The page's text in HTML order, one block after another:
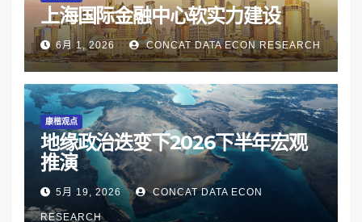
上海国际金融中心软实力建设
6月 1, 2026 CONCAT DATA ECON RESEARCH
康楷观点
地缘政治迭变下2026下半年宏观
推演
5月 19, 2026 CONCAT DATA ECON
RESEARCH